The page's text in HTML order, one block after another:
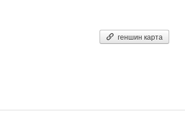
геншин карта